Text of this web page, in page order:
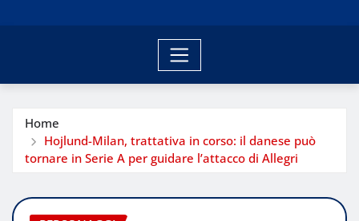
Home
Hojlund-Milan, trattativa in corso: il danese può
tornare in Serie A per guidare l’attacco di Allegri